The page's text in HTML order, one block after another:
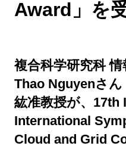
Award」を
複合科学研究科
Thao Nguyenさん
紘准教授が、17th
International
Cloud and Grid